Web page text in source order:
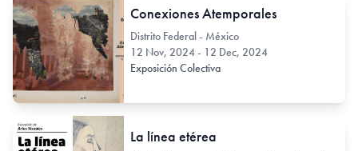
Conexiones Atemporales
Distrito Federal - México
12 Nov, 2024 - 12 Dec, 2024
Exposición Colectiva
La línea etérea